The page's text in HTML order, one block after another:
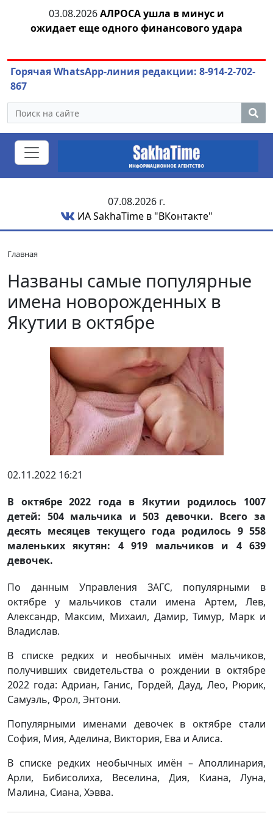
03.08.2026АЛРОСА ушла в минус и
ожидает еще одного финансового удара
Горячая WhatsApp-линия редакции: 8-914-2-702-
867
07.08.2026 г.
ИА SakhaTime в "ВКонтакте"
Главная
Названы самые популярные
имена новорожденных в
Якутии в октябре
02.11.2022 16:21
В октябре 2022 года в Якутии родилось 1007
детей: 504 мальчика и 503 девочки. Всего за
десять месяцев текущего года родилось 9 558
маленьких якутян: 4 919 мальчиков и 4 639
девочек.
По данным Управления ЗАГС, популярными в
октябре у мальчиков стали имена Артем, Лев,
Александр, Максим, Михаил, Дамир, Тимур, Марк и
Владислав.
В списке редких и необычных имён мальчиков,
получивших свидетельства о рождении в октябре
2022 года: Адриан, Ганис, Гордей, Дауд, Лео, Рюрик,
Самуэль, Фрол, Энтони.
Популярными именами девочек в октябре стали
София, Мия, Аделина, Виктория, Ева и Алиса.
В списке редких необычных имён – Аполлинария,
Арли, Бибисолиха, Веселина, Дия, Киана, Луна,
Малина, Сиана, Хэвва.